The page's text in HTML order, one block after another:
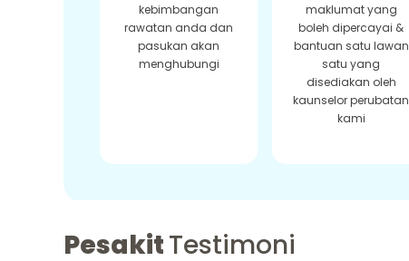
kebimbangan
rawatan anda dan
pasukan akan
menghubungi
maklumat yang
boleh dipercayai &
bantuan satu lawan
satu yang
disediakan oleh
kaunselor perubatan
kami
PesakitTestimoni